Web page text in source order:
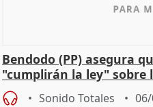
Bendodo (PP) asegura
"cumplirán la ley" sobre
Sonido Totales